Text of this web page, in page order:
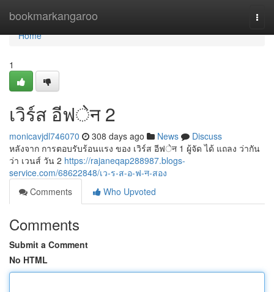
bookmarkangaroo
Home
Home
1
เวิร์ส อีฟेन 2
monicavjdl746070 308 days ago News
Discuss
หลังจาก การตอบรับร้อนแรง ของ เวิร์ส อีฟेन 1 ผู้จัด ได้ แถลง ว่ากัน
ว่า เวนส์ วัน 2 https://rajaneqap288987.blogs-
service.com/68622848/เว-ร-ส-อ-ฟ-न-สอง
Comments
Who Upvoted
Comments
Submit a Comment
No HTML